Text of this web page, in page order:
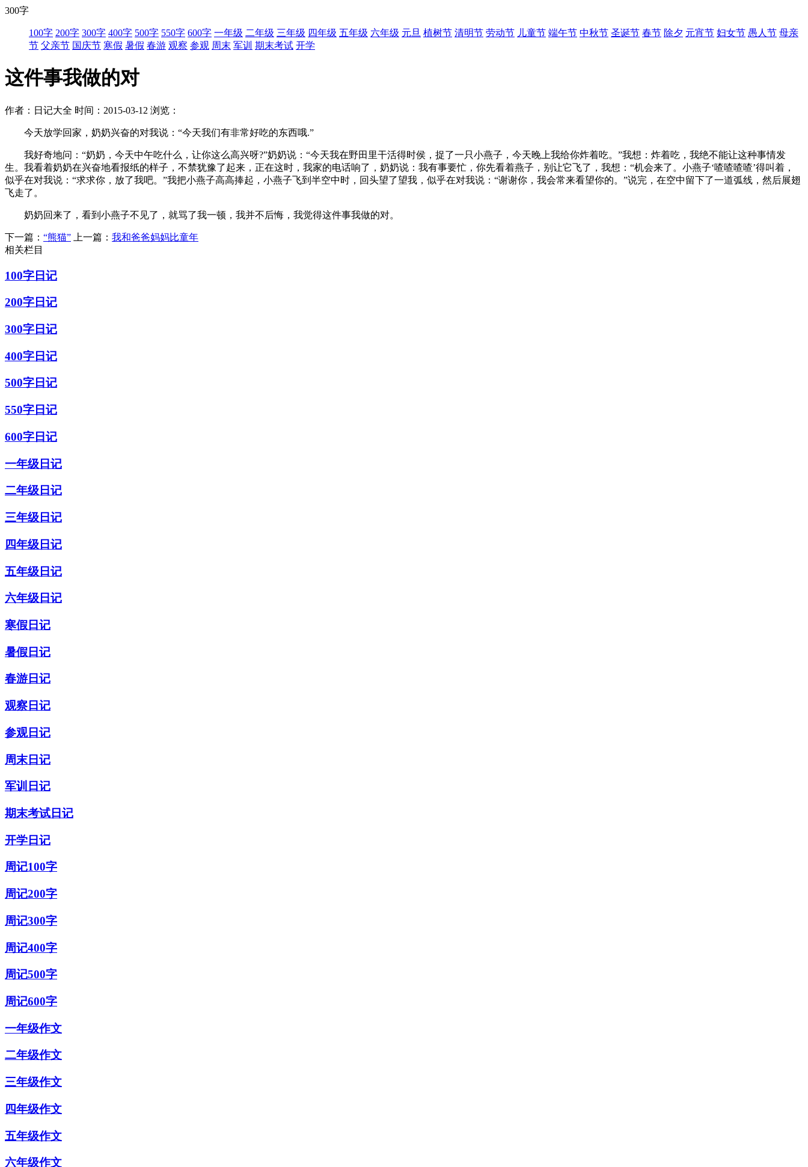
300字
100字 200字 300字 400字 500字 550字 600字 一年级 二年级 三年级 四年级 五年级 六年级 元旦 植树节 清明节 劳动节 儿童节 端午节 中秋节 圣诞节 春节 除夕 元宵节 妇女节 愚人节 母亲
节 父亲节 国庆节 寒假 暑假 春游 观察 参观 周末 军训 期末考试 开学
这件事我做的对
作者：日记大全 时间：2015-03-12 浏览：
今天放学回家，奶奶兴奋的对我说：“今天我们有非常好吃的东西哦.”
我好奇地问：“奶奶，今天中午吃什么，让你这么高兴呀?”奶奶说：“今天我在野田里干活得时侯，捉了一只小燕子，今天晚上我给你炸着吃。”我想：炸着吃，我绝不能让这种事情发
生。我看着奶奶在兴奋地看报纸的样子，不禁犹豫了起来，正在这时，我家的电话响了，奶奶说：我有事要忙，你先看着燕子，别让它飞了，我想：“机会来了。小燕子‘喳喳喳喳’得叫着，
似乎在对我说：“求求你，放了我吧。”我把小燕子高高捧起，小燕子飞到半空中时，回头望了望我，似乎在对我说：“谢谢你，我会常来看望你的。”说完，在空中留下了一道弧线，然后展翅
飞走了。
奶奶回来了，看到小燕子不见了，就骂了我一顿，我并不后悔，我觉得这件事我做的对。
下一篇： “熊猫” 上一篇： 我和爸爸妈妈比童年
相关栏目
100字日记
200字日记
300字日记
400字日记
500字日记
550字日记
600字日记
一年级日记
二年级日记
三年级日记
四年级日记
五年级日记
六年级日记
寒假日记
暑假日记
春游日记
观察日记
参观日记
周末日记
军训日记
期末考试日记
开学日记
周记100字
周记200字
周记300字
周记400字
周记500字
周记600字
一年级作文
二年级作文
三年级作文
四年级作文
五年级作文
六年级作文